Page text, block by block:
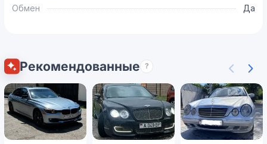
Обмен
Да
Рекомендованные ?